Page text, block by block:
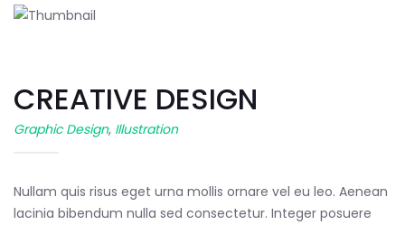
CREATIVE DESIGN
Graphic Design, Illustration
Nullam quis risus eget urna mollis ornare vel eu leo. Aenean
lacinia bibendum nulla sed consectetur. Integer posuere